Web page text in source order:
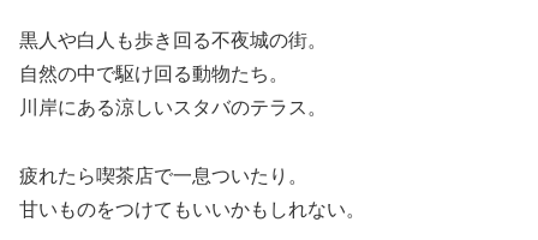
黒人や白人も歩き回る不夜城の街。
自然の中で駆け回る動物たち。
川岸にある涼しいスタバのテラス。
疲れたら喫茶店で一息ついたり。
甘いものをつけてもいいかもしれない。